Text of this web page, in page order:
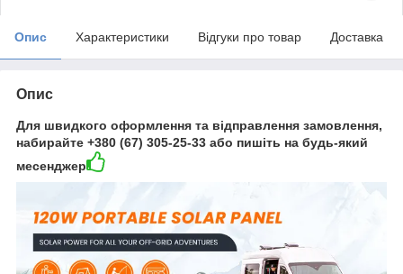
Опис Характеристики Відгуки про товар Доставка
Опис
Для швидкого оформлення та відправлення замовлення,
набирайте +380 (67) 305-25-33 або пишіть на будь-який
месенджер